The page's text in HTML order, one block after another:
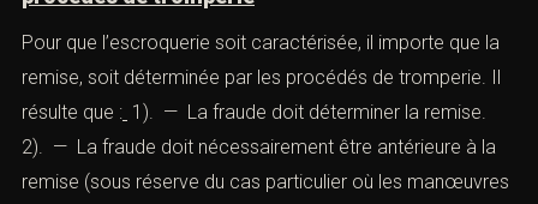
En effet, la remise peut porter sur : 1). — Des fonds,
valeurs ou biens quelconques, y compris des
immeubles2). — Un acte opérant obligation ou
décharge3). — La fourniture d’un service